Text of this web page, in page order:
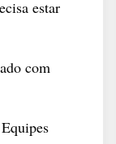
estar
com